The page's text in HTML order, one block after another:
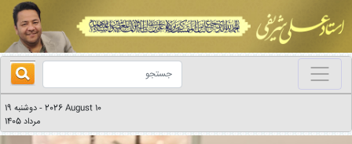
2026 August 10
-
دوشنبه 19
مرداد 1405